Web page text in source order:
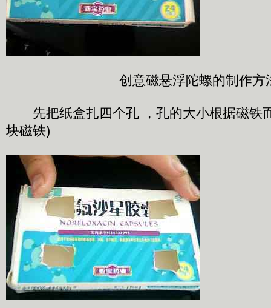
创意磁悬浮陀螺的制作方
先把纸盒扎四个孔 ，孔的大小根据磁铁
块磁铁)